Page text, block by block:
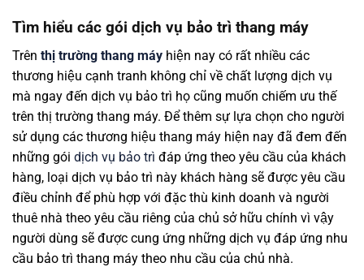
Tìm hiểu các gói dịch vụ bảo trì thang máy
Trên thị trường thang máy hiện nay có rất nhiều các
thương hiệu cạnh tranh không chỉ về chất lượng dịch vụ
mà ngay đến dịch vụ bảo trì họ cũng muốn chiếm ưu thế
trên thị trường thang máy. Để thêm sự lựa chọn cho người
sử dụng các thương hiệu thang máy hiện nay đã đem đến
những gói dịch vụ bảo trì đáp ứng theo yêu cầu của khách
hàng, loại dịch vụ bảo trì này khách hàng sẽ được yêu cầu
điều chỉnh để phù hợp với đặc thù kinh doanh và người
thuê nhà theo yêu cầu riêng của chủ sở hữu chính vì vậy
người dùng sẽ được cung ứng những dịch vụ đáp ứng nhu
cầu bảo trì thang máy theo nhu cầu của chủ nhà.